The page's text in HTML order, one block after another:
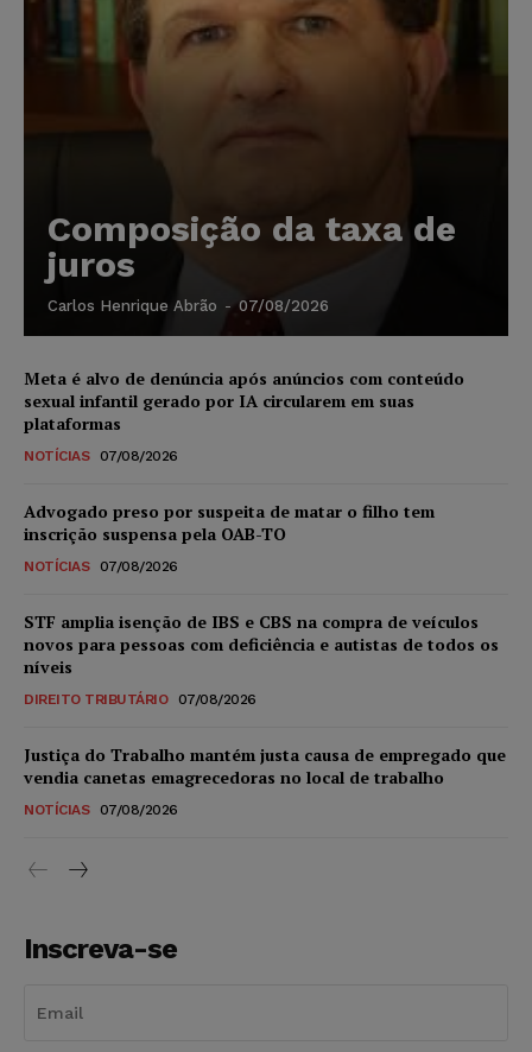
Composição da taxa de
juros
Carlos Henrique Abrão - 07/08/2026
Meta é alvo de denúncia após anúncios com conteúdo
sexual infantil gerado por IA circularem em suas
plataformas
NOTÍCIAS 07/08/2026
Advogado preso por suspeita de matar o filho tem
inscrição suspensa pela OAB-TO
NOTÍCIAS 07/08/2026
STF amplia isenção de IBS e CBS na compra de veículos
novos para pessoas com deficiência e autistas de todos os
níveis
DIREITO TRIBUTÁRIO 07/08/2026
Justiça do Trabalho mantém justa causa de empregado que
vendia canetas emagrecedoras no local de trabalho
NOTÍCIAS 07/08/2026
Inscreva-se